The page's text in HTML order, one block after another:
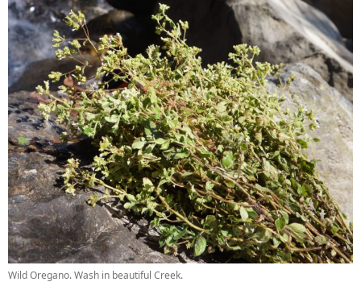
Wild Oregano. Wash in beautiful Creek.